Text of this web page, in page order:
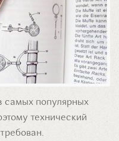
самых популярных
технический